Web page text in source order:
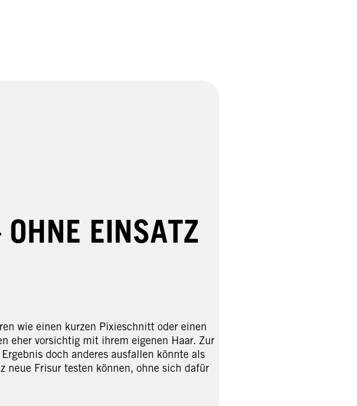
EINSATZ
wie einen kurzen Pixieschnitt oder einen
eher vorsichtig mit ihrem eigenen Haar. Zur
doch anderes ausfallen könnte als
neue Frisur testen können, ohne sich dafür